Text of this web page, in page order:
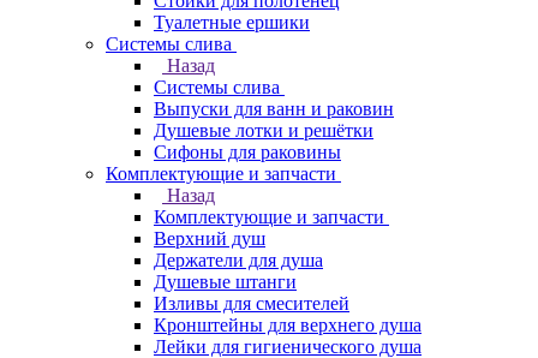
Туалетные ершики
Системы слива
Назад
Системы слива
Выпуски для ванн и раковин
Душевые лотки и решётки
Сифоны для раковины
Комплектующие и запчасти
Назад
Комплектующие и запчасти
Верхний душ
Держатели для душа
Душевые штанги
Изливы для смесителей
Кронштейны для верхнего душа
Лейки для гигиенического душа